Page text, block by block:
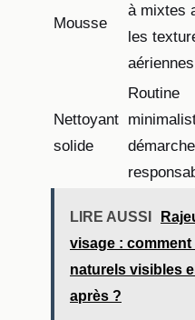
Mousse
à mixtes
les
aériennes
Nettoyant
solide
Routine
démarche
LIRE AUSSI
visage :
naturels visibles
après ?